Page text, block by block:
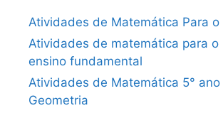
Atividades de Matemática Para o
Atividades de matemática para o
ensino fundamental
Atividades de Matemática 5° ano
Geometria